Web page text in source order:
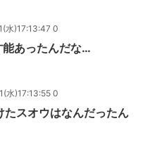
水)17:13:47 0
あったんだな…
水)17:13:55 0
たスオウはなんだったん